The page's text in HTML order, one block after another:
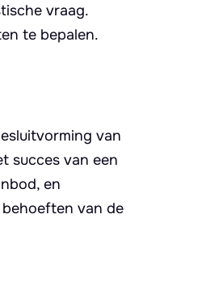
vraag.
te bepalen.
van
succes van een
en
van de